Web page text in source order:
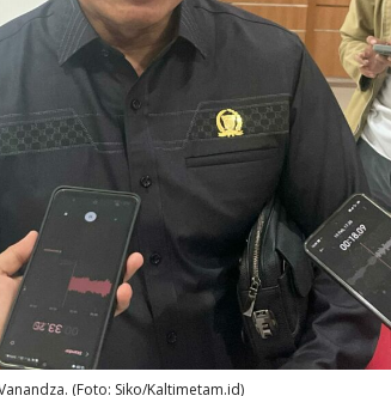
(Foto: Siko/Kaltimetam.id)